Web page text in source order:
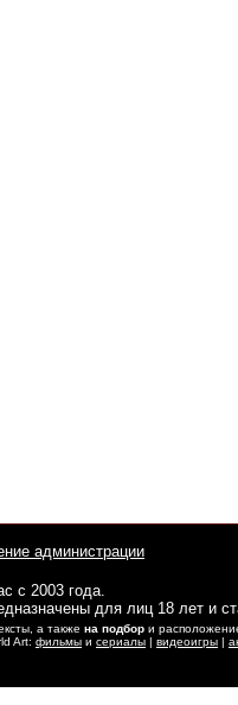
администрации
с 2003 года.
для лиц 18 лет и
а также на подбор и
Art: фильмы и сериалы | видеоигры |